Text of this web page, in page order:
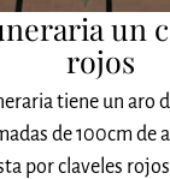
un
rojos
tiene un aro
de 100cm de
por claveles